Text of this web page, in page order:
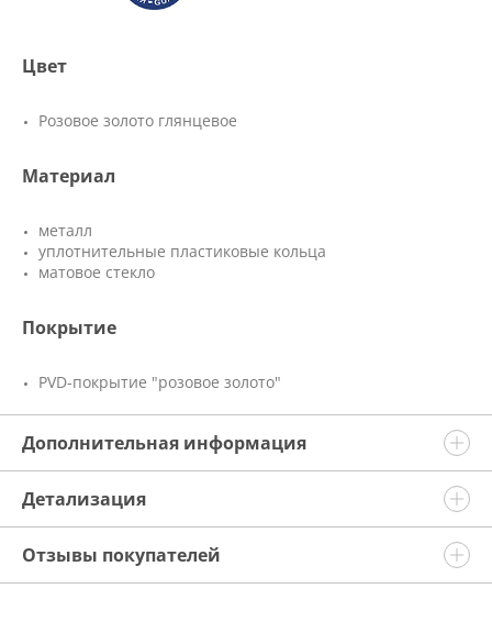
Цвет
Розовое золото глянцевое
Материал
металл
уплотнительные пластиковые кольца
матовое стекло
Покрытие
PVD-покрытие "розовое золото"
Дополнительная информация
Детализация
Отзывы покупателей